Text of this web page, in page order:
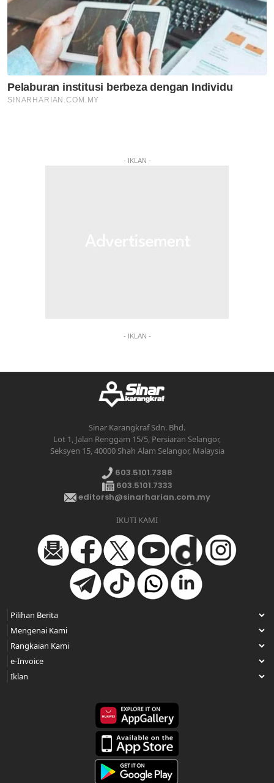
- IKLAN -
- IKLAN -
Sinar Karangkraf Sdn. Bhd.
Lot 1, Jalan Renggam 15/5, Persiaran Selangor,
Seksyen 15, 40000 Shah Alam Selangor, Malaysia
603.5101.7388
603.5101.7333
editorsh@sinarharian.com.my
IKUTI KAMI